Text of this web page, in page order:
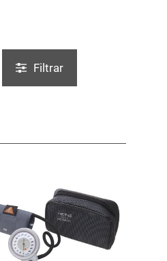
Filtrar